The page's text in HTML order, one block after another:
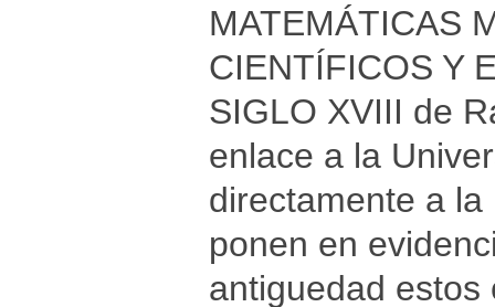
MATEMÁTICAS
CIENTÍFICOS Y
SIGLO XVIII de
enlace a la
directamente a
ponen en
antiguedad